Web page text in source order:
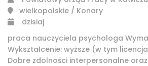
wielkopolskie / Konary
dzisiaj
praca nauczyciela psychologa
Wykształcenie: wyższe (w tym
Dobre zdolności interpersonalne